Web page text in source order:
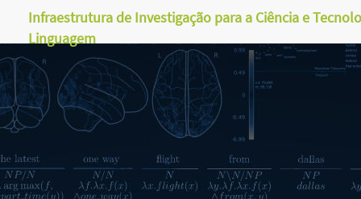
Infraestrutura de Investigação para a Ciência e
Linguagem